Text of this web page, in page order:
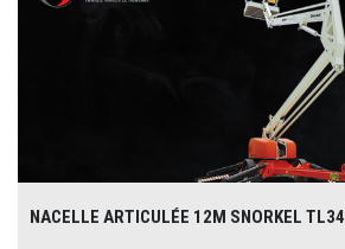
NACELLE ARTICULÉE 12M SNORKEL TL34